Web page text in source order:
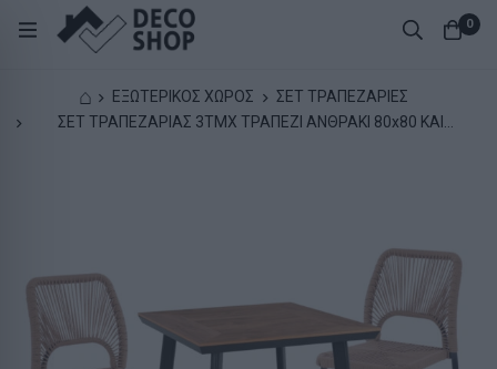
0
⌂ ΕΞΩΤΕΡΙΚΟΣ ΧΩΡΟΣ
ΣΕΤ ΤΡΑΠΕΖΑΡΙΕΣ
ΣΕΤ ΤΡΑΠΕΖΑΡΙΑΣ 3ΤΜΧ ΤΡΑΠΕΖΙ ΑΝΘΡΑΚΙ 80x80 ΚΑΙ